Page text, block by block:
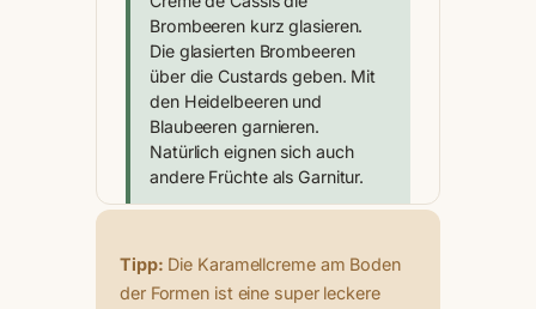
Brombeeren kurz glasieren.
Die glasierten Brombeeren
über die Custards geben. Mit
den Heidelbeeren und
Blaubeeren garnieren.
Natürlich eignen sich auch
andere Früchte als Garnitur.
Tipp: Die Karamellcreme am Boden
der Formen ist eine super leckere